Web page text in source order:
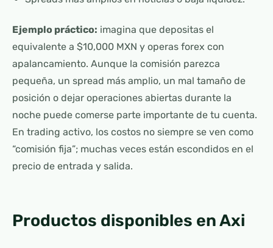
Ejemplo práctico: imagina que depositas el
equivalente a $10,000 MXN y operas forex con
apalancamiento. Aunque la comisión parezca
pequeña, un spread más amplio, un mal tamaño de
posición o dejar operaciones abiertas durante la
noche puede comerse parte importante de tu cuenta.
En trading activo, los costos no siempre se ven como
“comisión fija”; muchas veces están escondidos en el
precio de entrada y salida.
Productos disponibles en Axi